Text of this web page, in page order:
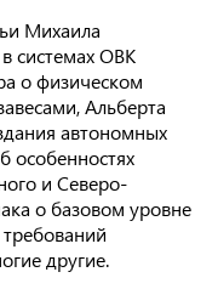
Михаила
системах ОВК
о физическом
Альберта
автономных
особенностях
и Северо-
о базовом уровне
другие.